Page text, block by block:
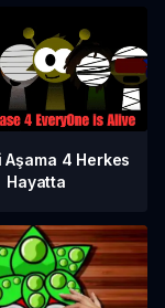
Aşama 4 Herkes
Hayatta